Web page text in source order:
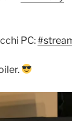
PC: